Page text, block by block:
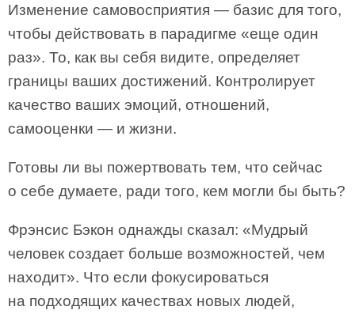
Изменение самовосприятия — базис для того,
чтобы действовать в парадигме «еще один
раз». То, как вы себя видите, определяет
границы ваших достижений. Контролирует
качество ваших эмоций, отношений,
самооценки — и жизни.
Готовы ли вы пожертвовать тем, что сейчас
о себе думаете, ради того, кем могли бы быть?
Фрэнсис Бэкон однажды сказал: «Мудрый
человек создает больше возможностей, чем
находит». Что если фокусироваться
на подходящих качествах новых людей,